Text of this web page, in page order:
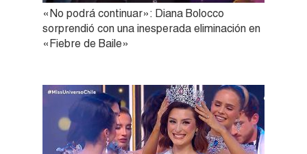
«No podrá continuar»: Diana Bolocco
sorprendió con una inesperada eliminación en
«Fiebre de Baile»